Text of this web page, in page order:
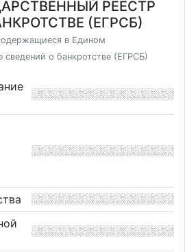
РЕЕСТР
(ЕГРСБ)
в Едином
сведений о банкротстве (ЕГРСБ)